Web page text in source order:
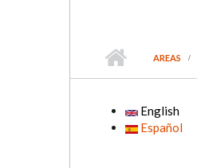
AREAS
English
Español